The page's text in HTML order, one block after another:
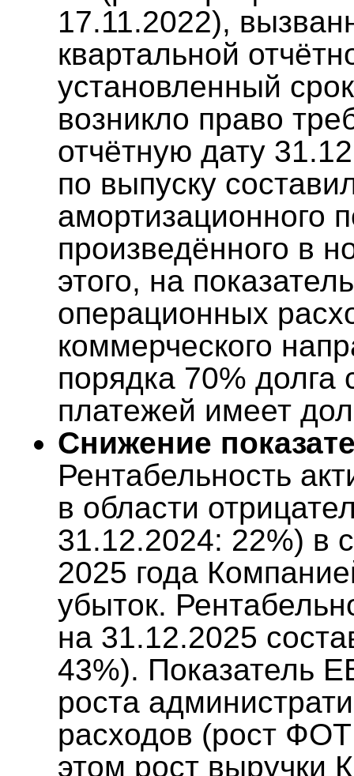
17.11.2022),
квартальной
установленный
возникло право
отчётную дату
по выпуску
амортизационного
произведённого в
этого, на
операционных
коммерческого
порядка 70% долга
платежей имеет
Снижение
Рентабельность
в области
31.12.2024: 22%) в
2025 года
убыток.
на 31.12.2025
43%). Показатель
роста
расходов (рост
этом рост выручки